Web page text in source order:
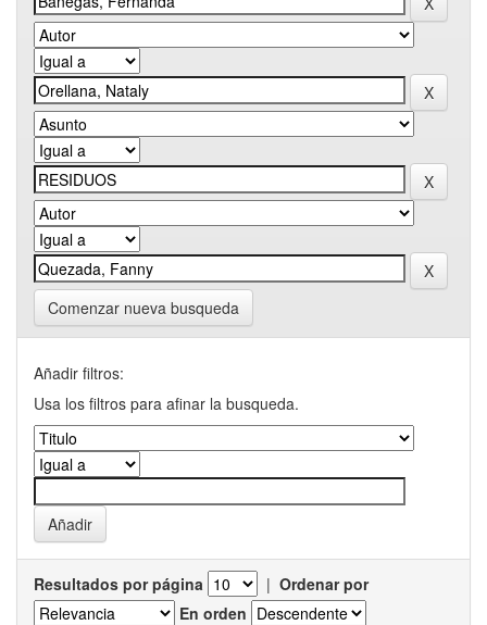
Comenzar nueva busqueda
Añadir filtros:
Usa los filtros para afinar la busqueda.
Resultados por página | Ordenar por
En orden